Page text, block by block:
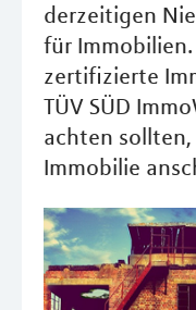
derzeitigen
für Immobilien.
zertifizierte
TÜV SÜD
achten
Immobilie